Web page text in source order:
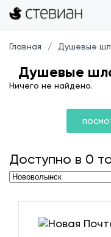
Главная Душевые
Душевые
Ничего не найдено.
Доступно в 0